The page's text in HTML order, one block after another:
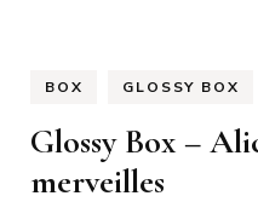
BOX GLOSSY BOX
Glossy Box –
merveilles